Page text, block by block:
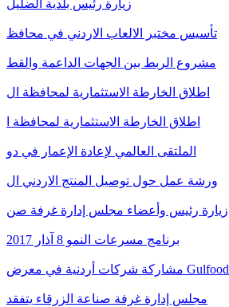
زيارة رئيس بلدية الضليل
تأسيس مختبر الالعاب الاردني في محافظ
مشروع الربط بين الجهات الداعمة والقط
اطلاق الخارطة الاستثمارية لمحافظة ال
اطلاق الخارطة الاستثمارية لمحافظة ا
الملتقى العالمي لإعادة الإعمار في دو
ورشة عمل حول توصيل المنتج الاردني ال
زيارة رئيس وأعضاء مجلس إدارة غرفة صن
برنامج مسرعات النمو 8 آذار 2017
مشاركة شركات أردنية في معرض Gulfood
مجلس إدارة غرفة صناعة الزرقاء يتفقد